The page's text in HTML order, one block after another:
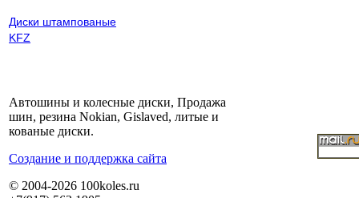
Диски штампованые
KFZ
Автошины и колесные диски, Продажа
шин, резина Nokian, Gislaved, литые и
кованые диски.
Cоздание и поддержка сайта
© 2004-2026 100koles.ru